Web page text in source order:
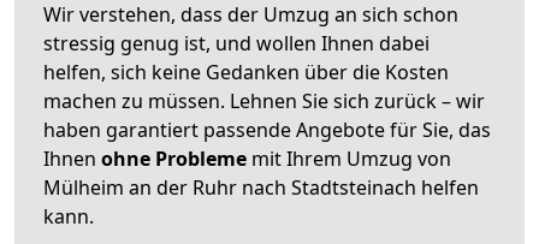
Wir verstehen, dass der Umzug an sich schon
stressig genug ist, und wollen Ihnen dabei
helfen, sich keine Gedanken über die Kosten
machen zu müssen. Lehnen Sie sich zurück – wir
haben garantiert passende Angebote für Sie, das
Ihnen ohne Probleme mit Ihrem Umzug von
Mülheim an der Ruhr nach Stadtsteinach helfen
kann.